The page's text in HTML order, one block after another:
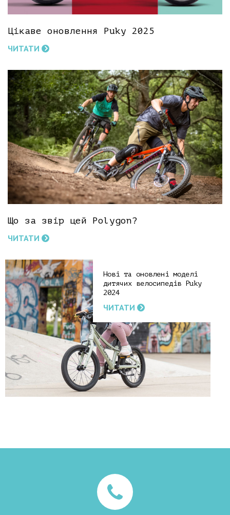
Цікаве оновлення Puky 2025
ЧИТАТИ
Що за звір цей Polygon?
ЧИТАТИ
Нові та оновлені моделі
дитячих велосипедів Puky
2024
ЧИТАТИ